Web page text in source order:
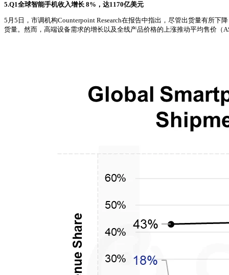
5.Q1全球智能手机收入增长 8%，达1170亿美元
5月5日，市调机构Counterpoint Research在报告中指出，尽管出货量有所
货量。然而，高端设备需求的增长以及全线产品价格的上涨推动平均售价（